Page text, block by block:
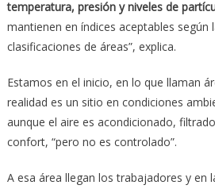
temperatura, presión y niveles de partí
mantienen en índices aceptables según
clasificaciones de áreas”, explica.
Estamos en el inicio, en lo que llaman
realidad es un sitio en condiciones
aunque el aire es acondicionado,
confort, “pero no es controlado”.
A esa área llegan los trabajadores y en